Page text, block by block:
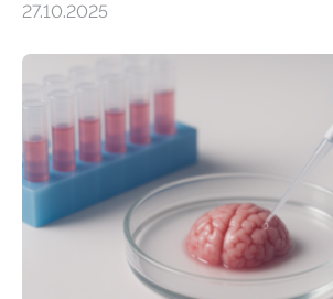
aus dem Deutschen Zentrum für
im Journal Circulation, warum der
der Hypertrophen Kardiomyopathie
kann und wie sich durch eine
Herzbelastung und des oxidativen
Rhythmusstörungen reduzieren
hypertrophe Kardiomyopathie (HCM)
erblich bedingte Herzerkrankung. Sie
sich die linke Herzkammer verdickt,
stark kontrahiert…
27.10.2025